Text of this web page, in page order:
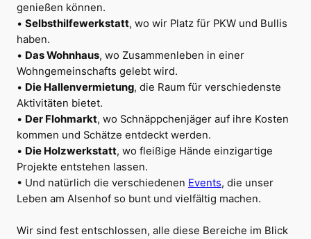
genießen können.
• Selbsthilfewerkstatt, wo wir Platz für PKW und Bullis
haben.
• Das Wohnhaus, wo Zusammenleben in einer
Wohngemeinschafts gelebt wird.
• Die Hallenvermietung, die Raum für verschiedenste
Aktivitäten bietet.
• Der Flohmarkt, wo Schnäppchenjäger auf ihre Kosten
kommen und Schätze entdeckt werden.
• Die Holzwerkstatt, wo fleißige Hände einzigartige
Projekte entstehen lassen.
• Und natürlich die verschiedenen Events, die unser
Leben am Alsenhof so bunt und vielfältig machen.
Wir sind fest entschlossen, alle diese Bereiche im Blick